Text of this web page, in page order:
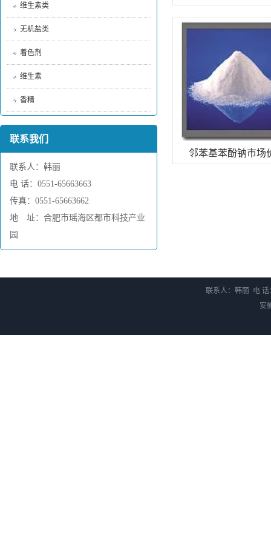
维生素类
无机盐类
着色剂
维生素
香精
联系我们
联系人：韩丽
电 话：0551-65663663
传真：0551-65663662
地 址：合肥市瑶海区都市科技产业
园
邻苯基苯酚钠市场
联系人：韩丽 电 话
安